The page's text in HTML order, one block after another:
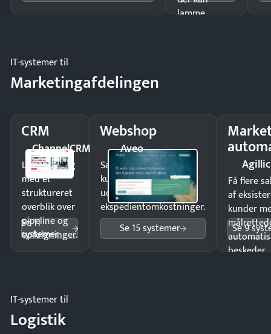
lamme
IT-systemer til
Marketingafdelingen
CRM
ChannelCRM
Luk flere salg
med et
struktureret
overblik over
pipeline og
opfølgninger.
Se 11
systemer
Webshop
Aveo
Sælg produkter 24/7 til
kunder i hele landet
uden
ekspedientomkostninger.
Se 15 systemer
Agillic
Få flere
af
kunder
beskeder.
Se 9
IT-systemer til
Logistik